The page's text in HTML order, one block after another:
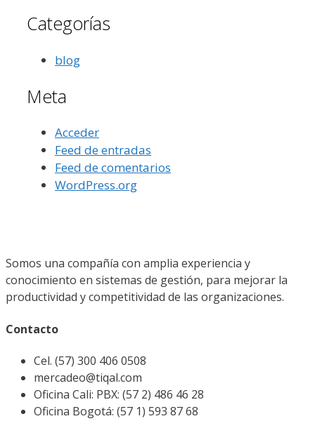
Categorías
blog
Meta
Acceder
Feed de entradas
Feed de comentarios
WordPress.org
Somos una compañía con amplia experiencia y
conocimiento en sistemas de gestión, para mejorar la
productividad y competitividad de las organizaciones.
Contacto
Cel. (57) 300 406 0508
mercadeo@tiqal.com
Oficina Cali: PBX: (57 2) 486 46 28
Oficina Bogotá: (57 1) 593 87 68